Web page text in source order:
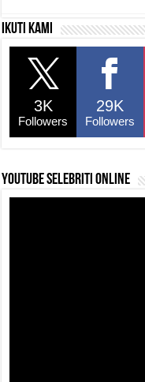
c
e
b
o
o
k
s
p
Ikuti kami
3K
Followers
29K
Followers
YouTube selebriti online